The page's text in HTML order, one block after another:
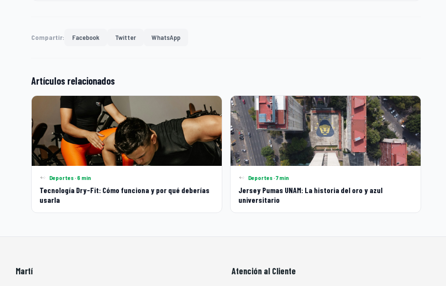
Compartir: Facebook Twitter WhatsApp
Artículos relacionados
Deportes · 6 min
Tecnología Dry-Fit: Cómo funciona y por qué deberías
usarla
Deportes · 7 min
Jersey Pumas UNAM: La historia del oro y azul
universitario
Martí Atención al Cliente